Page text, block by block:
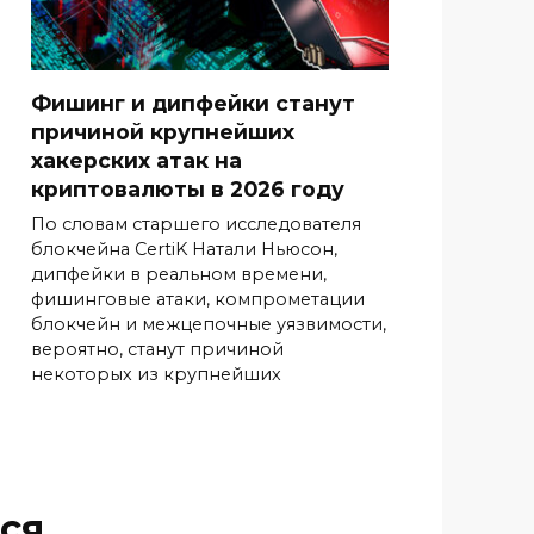
Фишинг и дипфейки станут
причиной крупнейших
хакерских атак на
криптовалюты в 2026 году
По словам старшего исследователя
блокчейна CertiK Натали Ньюсон,
дипфейки в реальном времени,
фишинговые атаки, компрометации
блокчейн и межцепочные уязвимости,
вероятно, станут причиной
некоторых из крупнейших